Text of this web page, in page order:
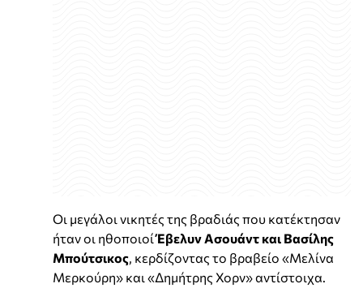
Οι μεγάλοι νικητές της βραδιάς που κατέκτησαν
ήταν οι ηθοποιοίΈβελυν Ασουάντ και Βασίλης
Μπούτσικος, κερδίζοντας το βραβείο «Μελίνα
Μερκούρη» και «Δημήτρης Χορν» αντίστοιχα.